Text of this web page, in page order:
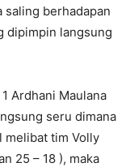
berhadapan
dipimpin langsung
Ardhani Maulana
seru dimana
melibat tim Volly
25 – 18 ), maka